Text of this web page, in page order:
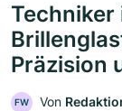
Techniker
Präzision
FW Von